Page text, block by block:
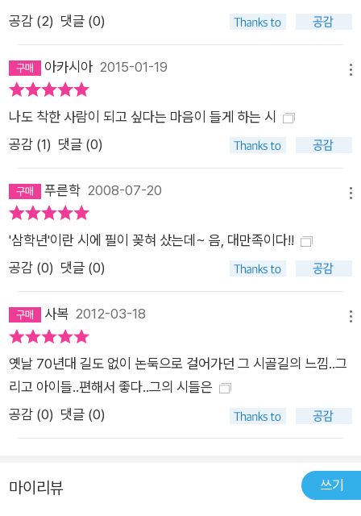
공감 (2) 댓글 (0)
아카시아 2015-01-19
나도 착한 사람이 되고 싶다는 마음이 들게 하는 시
공감 (1) 댓글 (0)
푸른학 2008-07-20
'삼학년'이란 시에 필이 꽂혀 샀는데~ 음, 대만족이다!!
공감 (0) 댓글 (0)
사복 2012-03-18
옛날 70년대 길도 없이 논둑으로 걸어가던 그 시골길의 느낌..그
리고 아이들..편해서 좋다..그의 시들은
공감 (0) 댓글 (0)
마이리뷰 쓰기